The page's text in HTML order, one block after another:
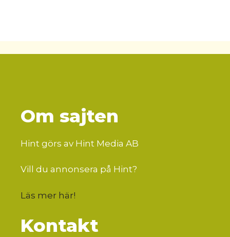
Om sajten
Hint görs av Hint Media AB
Vill du annonsera på Hint?
Läs mer här!
Kontakt